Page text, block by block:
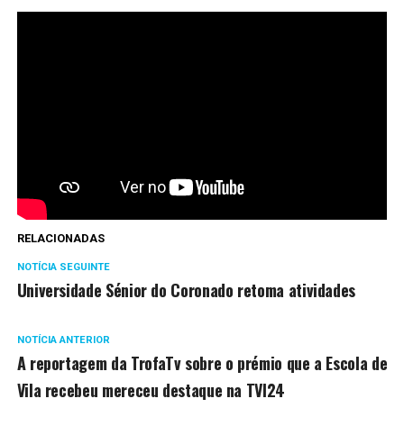
RELACIONADAS
NOTÍCIA SEGUINTE
Universidade Sénior do Coronado retoma atividades
NOTÍCIA ANTERIOR
A reportagem da TrofaTv sobre o prémio que a Escola de
Vila recebeu mereceu destaque na TVI24